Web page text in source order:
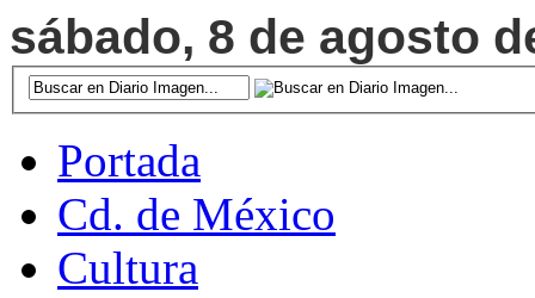
sábado, 8 de agosto
Portada
Cd. de México
Cultura